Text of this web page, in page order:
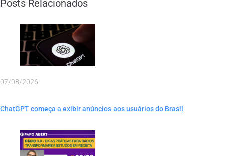
Posts Relacionados
07/08/2026
ChatGPT começa a exibir anúncios aos usuários do Brasil